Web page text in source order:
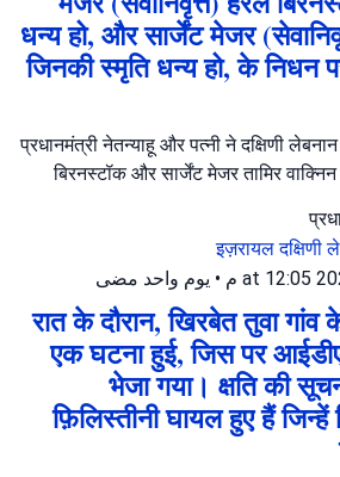
धन्य हो, और सार्जेंट मेजर
जिनकी स्मृति धन्य हो, के निधन
प्रधानमंत्री नेतन्याहू और पत्नी ने दक्षिणी
बिरनस्टॉक और सार्जेंट मेजर तामिर
इज़रायलदक्षिणी
• يوم واحد مضى
रात के दौरान, खिरबेत तुवा गांव
एक घटना हुई, जिस पर
भेजा गया। क्षति की
फ़िलिस्तीनी घायल हुए हैं